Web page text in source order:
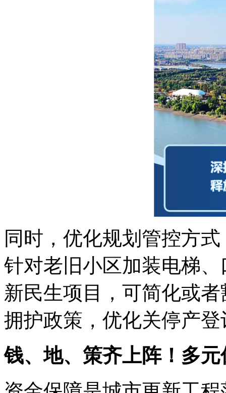
同时，优化规划管控方
针对老旧小区加装电梯
新民生项目，可简化或
拥护政策，优化关停产
钱、地、策齐上阵！多